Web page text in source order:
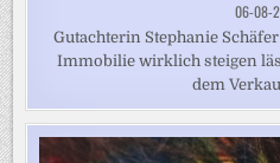
06-08-
Gutachterin Stephanie
Immobilie wirklich steigen
dem